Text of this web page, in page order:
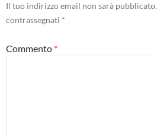
Il tuo indirizzo email non sarà pubblicato.
contrassegnati *
Commento *